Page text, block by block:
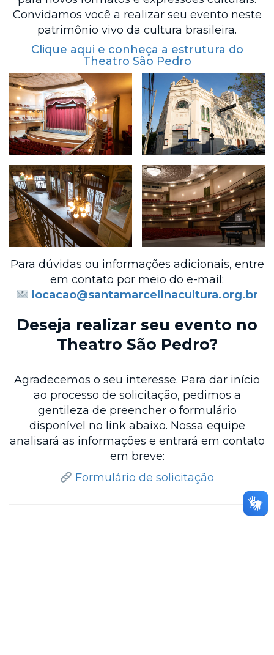
Convidamos você a realizar seu evento neste
patrimônio vivo da cultura brasileira.
Clique aqui e conheça a estrutura do
Theatro São Pedro
Para dúvidas ou informações adicionais, entre
em contato por meio do e-mail:
locacao@santamarcelinacultura.org.br
Deseja realizar seu evento no
Theatro São Pedro?
Agradecemos o seu interesse. Para dar início
ao processo de solicitação, pedimos a
gentileza de preencher o formulário
disponível no link abaixo. Nossa equipe
analisará as informações e entrará em contato
em breve:
Formulário de solicitação